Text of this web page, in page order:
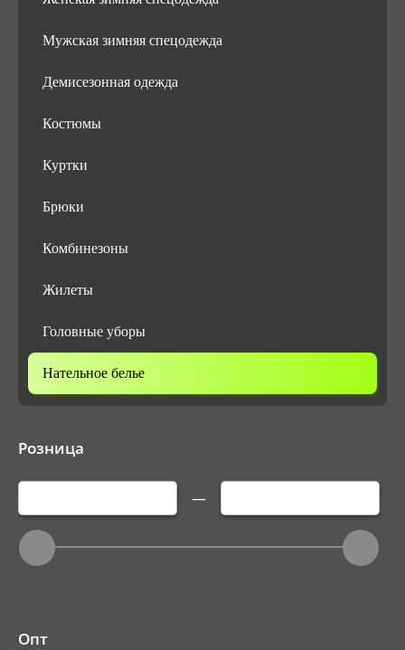
Мужская зимняя спецодежда
Демисезонная одежда
Костюмы
Куртки
Брюки
Комбинезоны
Жилеты
Головные уборы
Нательное белье
Розница
—
Опт